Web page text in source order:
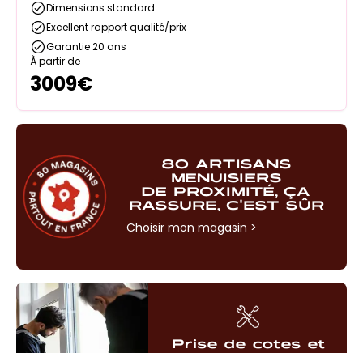
Dimensions standard
Excellent rapport qualité/prix
Garantie 20 ans
À partir de
3009€
80 ARTISANS
MENUISIERS
DE PROXIMITÉ, ÇA
RASSURE, C'EST SÛR
Choisir mon magasin >
Prise de cotes et